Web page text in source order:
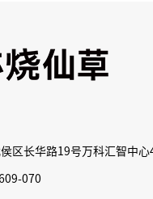
区长华路19号万科汇智中心
070